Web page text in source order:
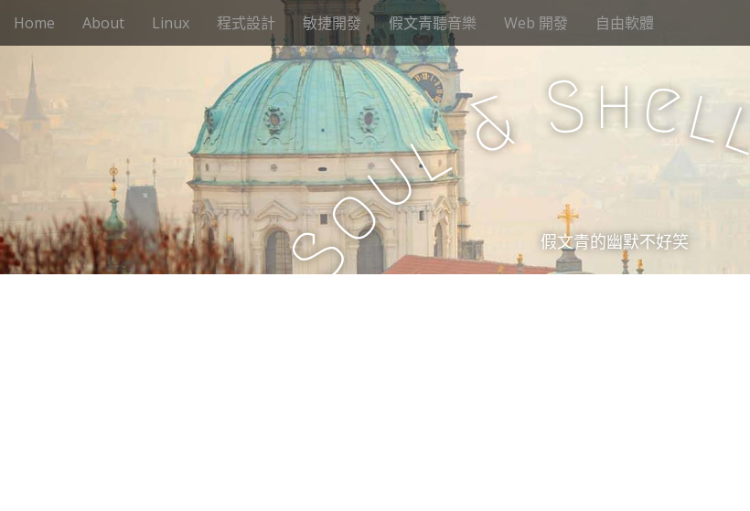
M
e
i
c
n
t
Home About Linux 程式設計 敏捷開發 假文青聽音樂 Web 開發 自由軟體
S
o
u
l& Shell
假文青的幽默不好笑